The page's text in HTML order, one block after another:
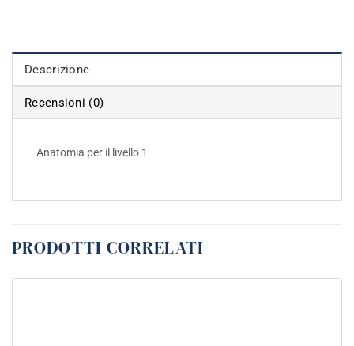
Descrizione
Recensioni (0)
Anatomia per il livello 1
PRODOTTI CORRELATI